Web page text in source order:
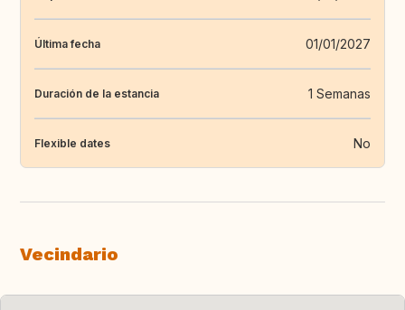
Última fecha 01/01/2027
Duración de la estancia 1 Semanas
Flexible dates No
Vecindario